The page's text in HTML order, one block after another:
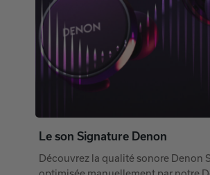
Le son Signature Denon
Découvrez la qualité sonore Denon